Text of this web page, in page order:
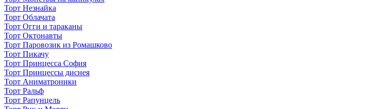
Торт Незнайка
Торт Облачата
Торт Огги и тараканы
Торт Октонавты
Торт Паровозик из Ромашково
Торт Пикачу
Торт Принцесса София
Торт Принцессы диснея
Торт Аниматроники
Торт Ральф
Торт Рапунцель